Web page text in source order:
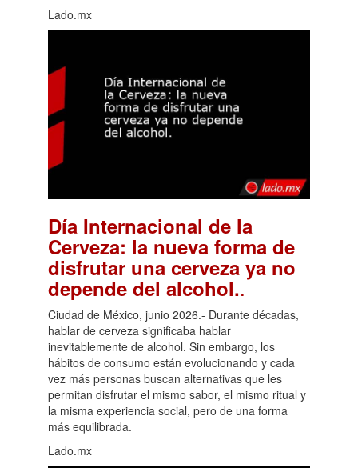
Lado.mx
Día Internacional de la
Cerveza: la nueva forma de
disfrutar una cerveza ya no
depende del alcohol..
Ciudad de México, junio 2026.- Durante décadas,
hablar de cerveza significaba hablar
inevitablemente de alcohol. Sin embargo, los
hábitos de consumo están evolucionando y cada
vez más personas buscan alternativas que les
permitan disfrutar el mismo sabor, el mismo ritual y
la misma experiencia social, pero de una forma
más equilibrada.
Lado.mx